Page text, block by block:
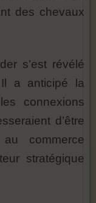
des chevaux
s’est révélé
Il a anticipé la
connexions
d’être
commerce
stratégique